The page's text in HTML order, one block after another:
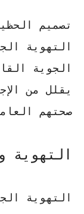
تصميم
التهوية
الجوية
يقلل من
صحتهم
التهوية
التهوية